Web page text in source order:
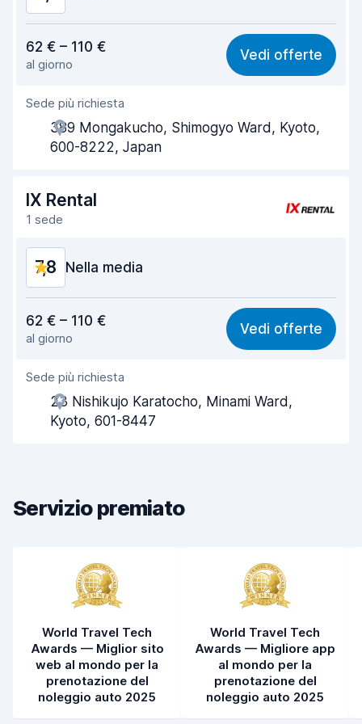
8,0
Facile da trovare 8,2
Gentilezza degli agenti
Rapidità del ritiro
Pulizia del veicolo 8,2
Condizioni dell'auto
62 € – 110 €
al giorno
Vedi offerte
Sede più richiesta
389 Mongakucho, Shimogyo Ward, Kyoto,
600-8222, Japan
IX Rental
1 sede
7,8 Nella media
7,6
Facile da trovare 8,2
Gentilezza degli agenti
Rapidità del ritiro
Condizioni dell'auto
62 € – 110 €
al giorno
Vedi offerte
Sede più richiesta
23 Nishikujo Karatocho, Minami Ward,
Kyoto, 601-8447
Servizio premiato
World Travel Tech
Awards — Miglior sito
web al mondo per la
prenotazione del
noleggio auto 2025
World Travel Tech
Awards — Migliore app
al mondo per la
prenotazione del
noleggio auto 2025